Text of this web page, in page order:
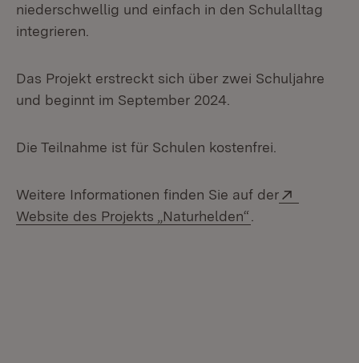
niederschwellig und einfach in den Schulalltag
integrieren.
Das Projekt erstreckt sich über zwei Schuljahre
und beginnt im September 2024.
Die Teilnahme ist für Schulen kostenfrei.
Weitere Informationen finden Sie auf der
Website des Projekts „Naturhelden“